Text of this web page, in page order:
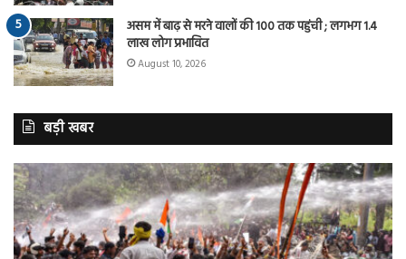
असम में बाढ़ से मरने वालों की 100 तक पहुंची ; लगभग 1.4
लाख लोग प्रभावित
August 10, 2026
बड़ी खबर